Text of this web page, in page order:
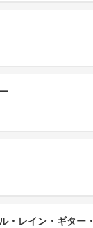
・レイン・ギター